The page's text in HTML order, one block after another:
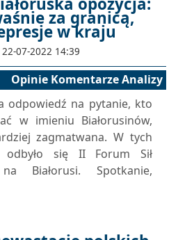
za granicą,
w kraju
22-07-2022 14:39
Opinie Komentarze Analizy
odpowiedź na pytanie, kto
w imieniu Białorusinów,
zagmatwana. W tych
się II Forum Sił
Białorusi. Spotkanie,